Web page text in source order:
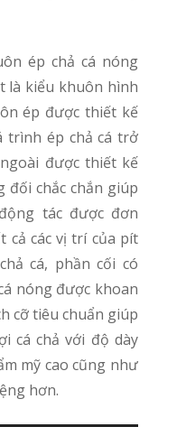
là kiểu khuôn hình
ép được thiết kế
trình ép chả cá trở
được thiết kế
chắc chắn giúp
tác được đơn
cả các vị trí của pít
cá, phần cối có
nóng được khoan
cỡ tiêu chuẩn giúp
cá chả với độ dày
mỹ cao cũng như
hơn.